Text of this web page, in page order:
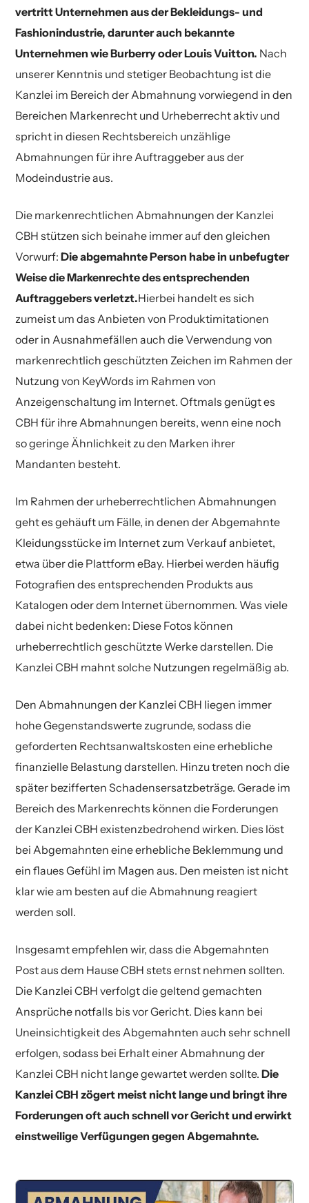
vertritt Unternehmen aus der Bekleidungs- und
Fashionindustrie, darunter auch bekannte
Unternehmen wie Burberry oder Louis Vuitton. Nach
unserer Kenntnis und stetiger Beobachtung ist die
Kanzlei im Bereich der Abmahnung vorwiegend in den
Bereichen Markenrecht und Urheberrecht aktiv und
spricht in diesen Rechtsbereich unzählige
Abmahnungen für ihre Auftraggeber aus der
Modeindustrie aus.
Die markenrechtlichen Abmahnungen der Kanzlei
CBH stützen sich beinahe immer auf den gleichen
Vorwurf:Die abgemahnte Person habe in unbefugter
Weise die Markenrechte des entsprechenden
Auftraggebers verletzt.Hierbei handelt es sich
zumeist um das Anbieten von Produktimitationen
oder in Ausnahmefällen auch die Verwendung von
markenrechtlich geschützten Zeichen im Rahmen der
Nutzung von KeyWords im Rahmen von
Anzeigenschaltung im Internet. Oftmals genügt es
CBH für ihre Abmahnungen bereits, wenn eine noch
so geringe Ähnlichkeit zu den Marken ihrer
Mandanten besteht.
Im Rahmen der urheberrechtlichen Abmahnungen
geht es gehäuft um Fälle, in denen der Abgemahnte
Kleidungsstücke im Internet zum Verkauf anbietet,
etwa über die Plattform eBay. Hierbei werden häufig
Fotografien des entsprechenden Produkts aus
Katalogen oder dem Internet übernommen. Was viele
dabei nicht bedenken: Diese Fotos können
urheberrechtlich geschützte Werke darstellen. Die
Kanzlei CBH mahnt solche Nutzungen regelmäßig ab.
Den Abmahnungen der Kanzlei CBH liegen immer
hohe Gegenstandswerte zugrunde, sodass die
geforderten Rechtsanwaltskosten eine erhebliche
finanzielle Belastung darstellen. Hinzu treten noch die
später bezifferten Schadensersatzbeträge. Gerade im
Bereich des Markenrechts können die Forderungen
der Kanzlei CBH existenzbedrohend wirken. Dies löst
bei Abgemahnten eine erhebliche Beklemmung und
ein flaues Gefühl im Magen aus. Den meisten ist nicht
klar wie am besten auf die Abmahnung reagiert
werden soll.
Insgesamt empfehlen wir, dass die Abgemahnten
Post aus dem Hause CBH stets ernst nehmen sollten.
Die Kanzlei CBH verfolgt die geltend gemachten
Ansprüche notfalls bis vor Gericht. Dies kann bei
Uneinsichtigkeit des Abgemahnten auch sehr schnell
erfolgen, sodass bei Erhalt einer Abmahnung der
Kanzlei CBH nicht lange gewartet werden sollte.Die
Kanzlei CBH zögert meist nicht lange und bringt ihre
Forderungen oft auch schnell vor Gericht und erwirkt
einstweilige Verfügungen gegen Abgemahnte.